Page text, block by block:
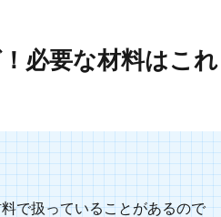
いパワースポットや観光
し方や時期や育て方とは
必要な材料はこれ
で扱っていることがあるので